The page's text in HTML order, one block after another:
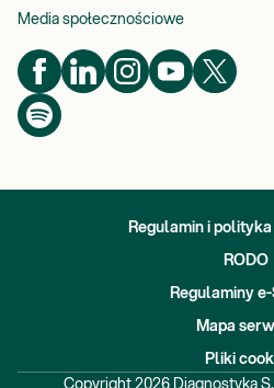
Media społecznościowe
Regulamin i
RODO
Regulaminy
Mapa
Pliki
Copyright 2026 Diagnostyka